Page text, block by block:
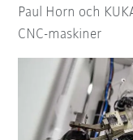
Paul Horn och
CNC-maskiner